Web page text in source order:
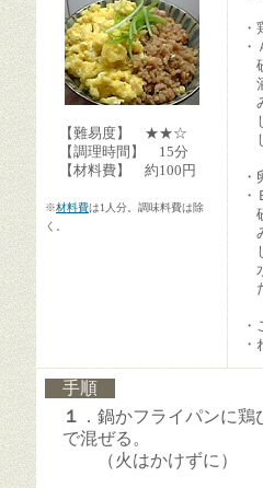
【難易度】 ★★☆
【調理時間】 15分
【材料費】 約100円
※材料費は1人分。調味料費は除
く。
・
・
・
・
・
手順
１ ．鍋かフライパンに
で混ぜる。
（火はかけずに）